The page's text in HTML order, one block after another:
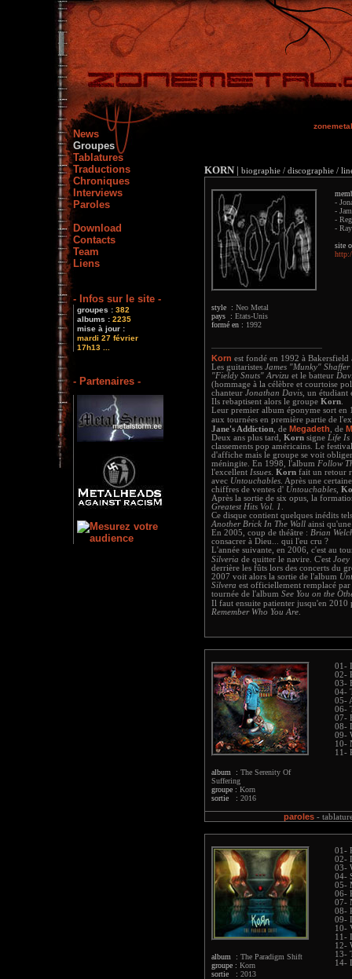
News
Groupes
Tablatures
Traductions
Chroniques
Interviews
Paroles
Download
Contacts
Team
Liens
- Infos sur le site -
groupes : 382
albums : 2235
mise à jour :
mardi 27 février
17h13 ...
- Partenaires -
zonemetal
KORN | biographie / discographie /
style : Neo Metal
pays : Etats-Unis
formé en : 1992
-
-
-
-
site
Korn est fondé en 1992 à Bakersfield
Les guitaristes James "Munky" Shaffer
"Fieldy Snuts" Arvizu et le batteur
(hommage à la célèbre et courtoise
chanteur Jonathan Davis , un étudiant
Ils rebaptisent alors le groupe Korn
Leur premier album éponyme sort en
aux tournées en première partie de
Jane's Addiction , de Megadeth , de
Deux ans plus tard, Korn signe Life Is
classements pop américains. Le
d'affiche mais le groupe se voit
méningite. En 1998, l'album Follow
l'excellent Issues Korn fait un retour
avec Untouchables . Après une
chiffres de ventes d' Untouchables
Après la sortie de six opus, la
Greatest Hits Vol. 1
Ce disque contient quelques inédits
Another Brick In The Wall ainsi
En 2005, coup de théâtre : Brian
consacrer à Dieu... qui l'eu cru ?
L'année suivante, en 2006, c'est au
Silveria de quitter le navire. C'est Joey
derrière les fûts lors des concerts du
2007 voit alors la sortie de l'album
Silvera est officiellement remplacé par
tournée de l'album See You on the
Il faut ensuite patienter jusqu'en
Remember Who You Are
album : The Serenity Of
Suffering
groupe : Korn
sortie : 2016
01-
02-
03-
04-
05-
06-
07-
08-
09-
10-
11-
paroles-
album : The Paradigm Shift
groupe : Korn
sortie : 2013
01-
02-
03-
04-
05-
06-
07-
08-
09-
10-
11-
12-
13-
14-